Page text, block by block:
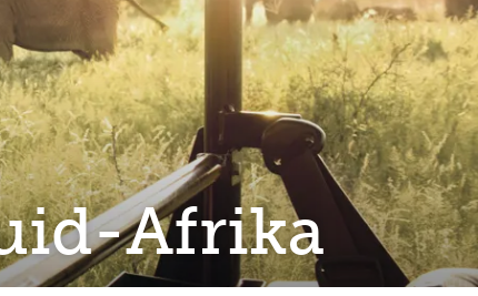
Afrika